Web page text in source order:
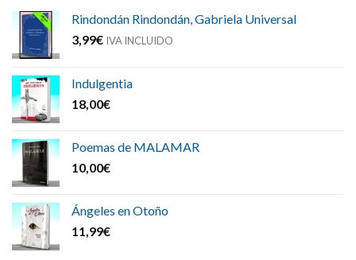
Rindondán Rindondán, Gabriela Universal
3,99€ IVA INCLUIDO
Indulgentia
18,00€
Poemas de MALAMAR
10,00€
Ángeles en Otoño
11,99€